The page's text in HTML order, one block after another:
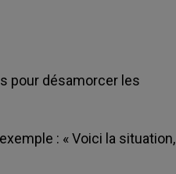
pour désamorcer les
: « Voici la situation,